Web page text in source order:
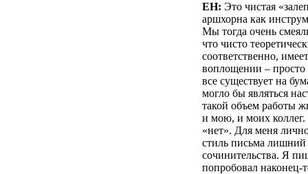
ЕН: Это чистая
аршхорна как
Мы тогда очень
что чисто
соответственно,
воплощении – просто
все существует на
могло бы являться
такой объем работы
и мою, и моих
«нет». Для меня
стиль письма лишний
сочинительства. Я
попробовал наконец-